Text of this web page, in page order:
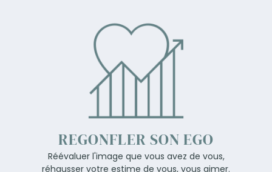
REGONFLER SON EGO
Réévaluer l'image que vous avez de vous,
réhausser votre estime de vous, vous aimer.